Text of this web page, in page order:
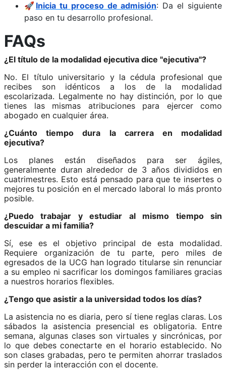
🚀 Inicia tu proceso de admisión: Da el siguiente
paso en tu desarrollo profesional.
FAQs
¿El título de la modalidad ejecutiva dice "ejecutiva"?
No. El título universitario y la cédula profesional que
recibes son idénticos a los de la modalidad
escolarizada. Legalmente no hay distinción, por lo que
tienes las mismas atribuciones para ejercer como
abogado en cualquier área.
¿Cuánto tiempo dura la carrera en modalidad
ejecutiva?
Los planes están diseñados para ser ágiles,
generalmente duran alrededor de 3 años divididos en
cuatrimestres. Esto está pensado para que te insertes o
mejores tu posición en el mercado laboral lo más pronto
posible.
¿Puedo trabajar y estudiar al mismo tiempo sin
descuidar a mi familia?
Sí, ese es el objetivo principal de esta modalidad.
Requiere organización de tu parte, pero miles de
egresados de la UCG han logrado titularse sin renunciar
a su empleo ni sacrificar los domingos familiares gracias
a nuestros horarios flexibles.
¿Tengo que asistir a la universidad todos los días?
La asistencia no es diaria, pero sí tiene reglas claras. Los
sábados la asistencia presencial es obligatoria. Entre
semana, algunas clases son virtuales y sincrónicas, por
lo que debes conectarte en el horario establecido. No
son clases grabadas, pero te permiten ahorrar traslados
sin perder la interacción con el docente.